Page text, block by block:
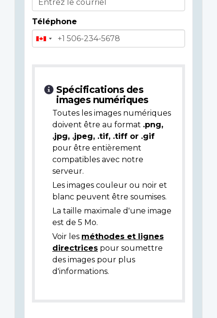
Téléphone
Spécifications des
images numériques
Toutes les images numériques
doivent être au format .png,
.jpg, .jpeg, .tif, .tiff or .gif
pour être entièrement
compatibles avec notre
serveur.
Les images couleur ou noir et
blanc peuvent être soumises.
La taille maximale d'une image
est de 5 Mo.
Voir les méthodes et lignes
directrices pour soumettre
des images pour plus
d'informations.